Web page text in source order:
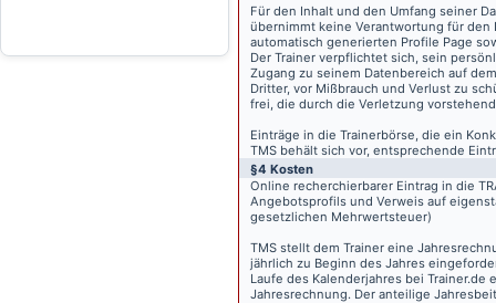
Für den Inhalt und den Umfang seiner
übernimmt keine Verantwortung für den
automatisch generierten Profile Page
Der Trainer verpflichtet sich, sein
Zugang zu seinem Datenbereich auf
Dritter, vor Mißbrauch und Verlust zu
frei, die durch die Verletzung
Einträge in die Trainerbörse, die ein
TMS behält sich vor, entsprechende
§4 Kosten
Online recherchierbarer Eintrag in die
Angebotsprofils und Verweis auf
gesetzlichen Mehrwertsteuer)
TMS stellt dem Trainer eine
jährlich zu Beginn des Jahres
Laufe des Kalenderjahres bei
Jahresrechnung. Der anteilige